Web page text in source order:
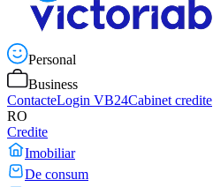
Personal
Business
ContacteLogin VB24Cabinet credite
RO
Credite
Imobiliar
De consum